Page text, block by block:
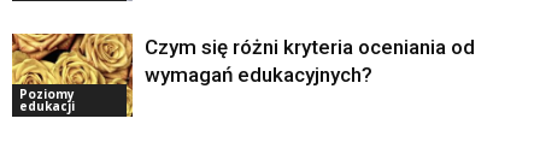
Poziomy
edukacji
Czym się różni kryteria oceniania od
wymagań edukacyjnych?